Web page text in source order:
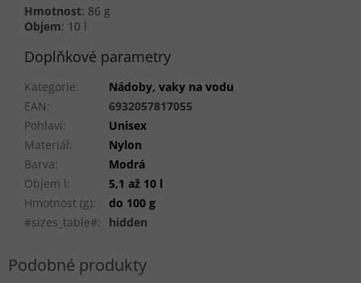
Hmotnost: 86 g
Objem: 10 l
Doplňkové parametry
Kategorie:
Nádoby, vaky na vodu
EAN:
6932057817055
Pohlaví:
Unisex
Materiál:
Nylon
Barva:
Modrá
Objem l:
5,1 až 10 l
Hmotnost (g):
do 100 g
#sizes_table#: hidden